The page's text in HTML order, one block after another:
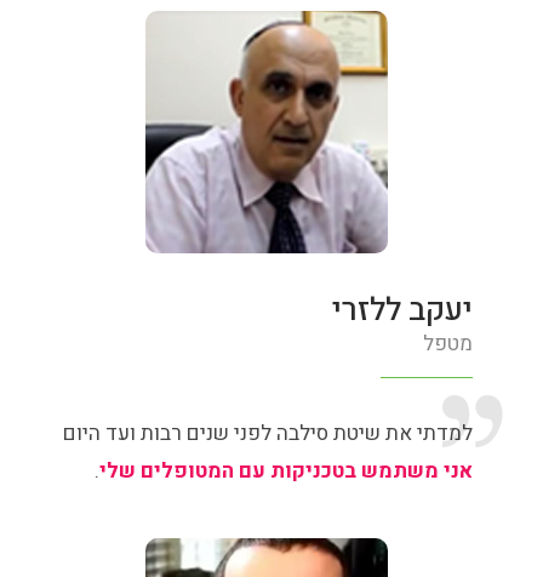
יעקב ללזרי
מטפל
למדתי את שיטת סילבה לפני שנים רבות ועד היום
אני משתמש בטכניקות עם המטופלים שלי.